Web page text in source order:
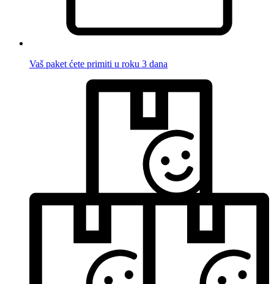
Vaš paket ćete primiti u roku 3 dana